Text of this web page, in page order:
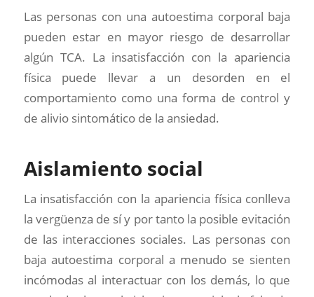
Las personas con una autoestima corporal baja
pueden estar en mayor riesgo de desarrollar
algún TCA. La insatisfacción con la apariencia
física puede llevar a un desorden en el
comportamiento como una forma de control y
de alivio sintomático de la ansiedad.
Aislamiento social
La insatisfacción con la apariencia física conlleva
la vergüenza de sí y por tanto la posible evitación
de las interacciones sociales. Las personas con
baja autoestima corporal a menudo se sienten
incómodas al interactuar con los demás, lo que